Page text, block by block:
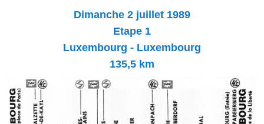
Dimanche 2 juillet 1989
Etape 1
Luxembourg - Luxembourg
135,5 km